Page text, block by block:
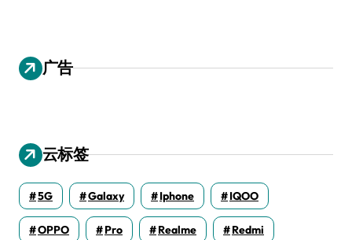
广告
云标签
5G Galaxy Iphone IQOO
OPPO Pro Realme Redmi